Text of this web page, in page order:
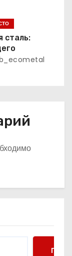
сталь:
Поиск